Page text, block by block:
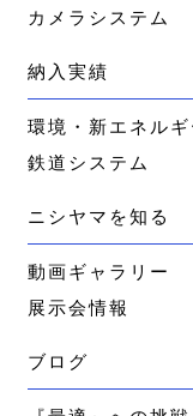
カメラシステム
納入実績
環境・新エネルギ
鉄道システム
ニシヤマを知る
動画ギャラリー
展示会情報
ブログ